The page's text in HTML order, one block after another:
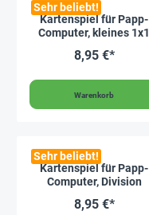
Sehr beliebt!
Kartenspiel für Papp-
Computer, kleines 1x1
8,95 €*
Warenkorb
Sehr beliebt!
Kartenspiel für Papp-
Computer, Division
8,95 €*